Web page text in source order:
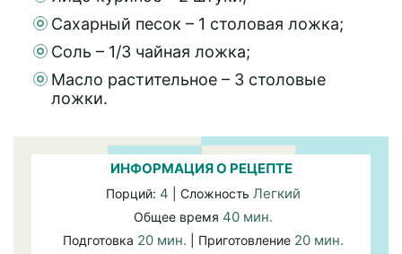
Сахарный песок – 1 столовая ложка;
Соль – 1/3 чайная ложка;
Масло растительное – 3 столовые
ложки.
ИНФОРМАЦИЯ О РЕЦЕПТЕ
Порций: 4 | Сложность Легкий
Общее время 40 мин.
Подготовка 20 мин. | Приготовление 20 мин.